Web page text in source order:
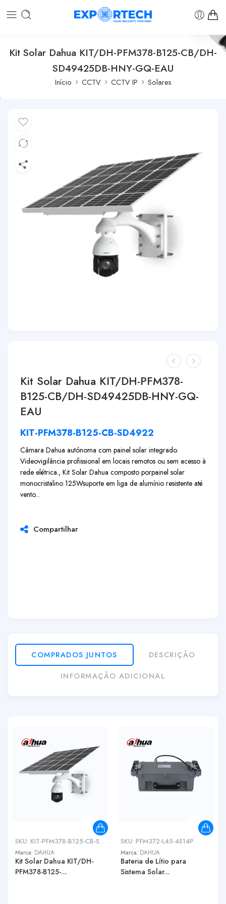
Kit Solar Dahua KIT/DH-PFM378-B125-CB/DH-
SD49425DB-HNY-GQ-EAU
Início CCTV CCTV IP Solares
Kit Solar Dahua KIT/DH-PFM378-
B125-CB/DH-SD49425DB-HNY-GQ-
EAU
KIT-PFM378-B125-CB-SD4922
Câmara Dahua autónoma com painel solar integrado.
Videovigilância profissional em locais remotos ou sem acesso à
rede elétrica., Kit Solar Dahua composto porpainel solar
monocristalino 125Wsuporte em liga de alumínio resistente até
vento...
Compartilhar
COMPRADOS JUNTOS
DESCRIÇÃO
INFORMAÇÃO ADICIONAL
SKU: KIT-PFM378-B125-CB-SD4922
Marca: DAHUA
Kit Solar Dahua KIT/DH-
PFM378-B125-...
SKU: PFM372-L45-4S14P
Marca: DAHUA
Bateria de Lítio para
Sistema Solar...